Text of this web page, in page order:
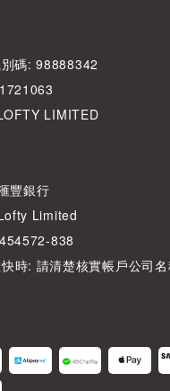
碼: 98888342
LIMITED
豐銀行
Limited
838
時: 請清楚核實帳戶公司